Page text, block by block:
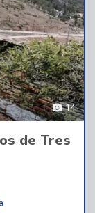
14
de Tres